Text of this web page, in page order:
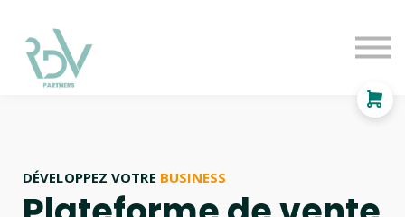
DÉVELOPPEZ VOTRE BUSINESS